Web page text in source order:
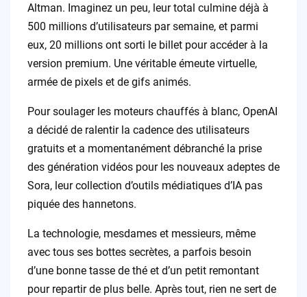
Altman. Imaginez un peu, leur total culmine déjà à
500 millions d’utilisateurs par semaine, et parmi
eux, 20 millions ont sorti le billet pour accéder à la
version premium. Une véritable émeute virtuelle,
armée de pixels et de gifs animés.
Pour soulager les moteurs chauffés à blanc, OpenAI
a décidé de ralentir la cadence des utilisateurs
gratuits et a momentanément débranché la prise
des génération vidéos pour les nouveaux adeptes de
Sora, leur collection d’outils médiatiques d’IA pas
piquée des hannetons.
La technologie, mesdames et messieurs, même
avec tous ses bottes secrètes, a parfois besoin
d’une bonne tasse de thé et d’un petit remontant
pour repartir de plus belle. Après tout, rien ne sert de